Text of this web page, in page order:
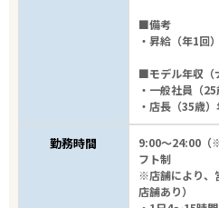
■備考
・昇給（年1回
■モデル年収（
・一般社員（
・店長（35歳
勤務時間
9:00～24:00（
フト制
※店舗により、
店舗あり）